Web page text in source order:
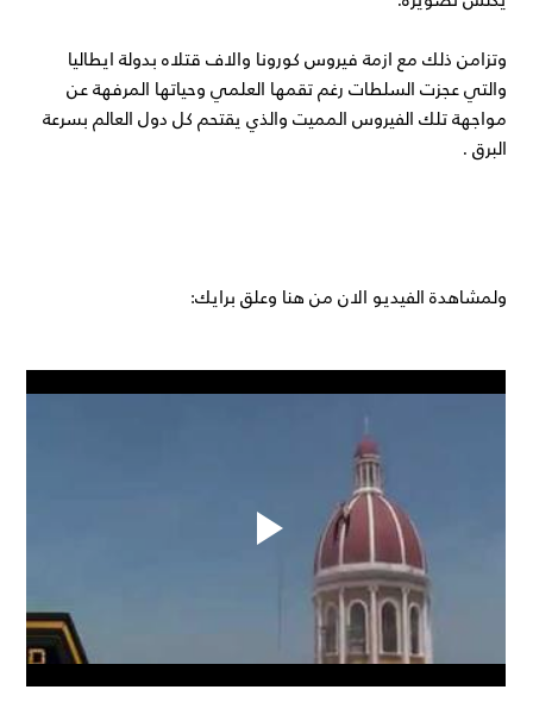
وتزامن ذلك مع ازمة فيروس كورونا والاف قتلاه بدولة ايطاليا
والتي عجزت السلطات رغم تقمها العلمي وحياتها المرفهة عن
مواجهة تلك الفيروس المميت والذي يقتحم كل دول العالم بسرعة
البرق .
ولمشاهدة الفيديو الان من هنا وعلق برايك: